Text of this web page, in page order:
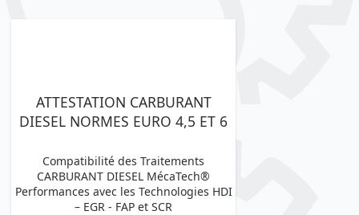
ATTESTATION CARBURANT
DIESEL NORMES EURO 4,5 ET 6
Compatibilité des Traitements
CARBURANT DIESEL MécaTech®
Performances avec les Technologies HDI
– EGR - FAP et SCR